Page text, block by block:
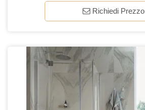
Richiedi Prezzo